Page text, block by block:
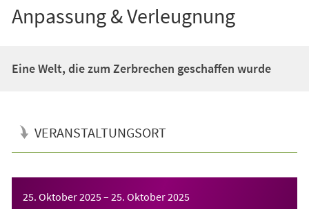
Anpassung & Verleugnung
Eine Welt, die zum Zerbrechen geschaffen wurde
VERANSTALTUNGSORT
25. Oktober 2025– 25. Oktober 2025